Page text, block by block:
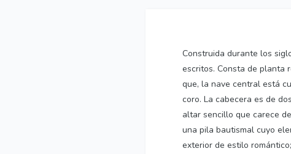
Construida durante los
escritos. Consta de planta
que, la nave central está
coro. La cabecera es de
altar sencillo que carece
una pila bautismal cuyo
exterior de estilo